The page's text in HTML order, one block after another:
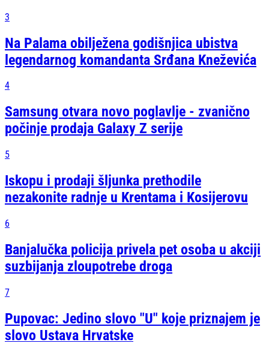
3
Na Palama obilježena godišnjica ubistva
legendarnog komandanta Srđana Kneževića
4
Samsung otvara novo poglavlje - zvanično
počinje prodaja Galaxy Z serije
5
Iskopu i prodaji šljunka prethodile
nezakonite radnje u Krentama i Kosijerovu
6
Banjalučka policija privela pet osoba u akciji
suzbijanja zloupotrebe droga
7
Pupovac: Jedino slovo "U" koje priznajem je
slovo Ustava Hrvatske